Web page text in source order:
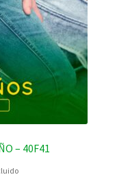
– 40F41